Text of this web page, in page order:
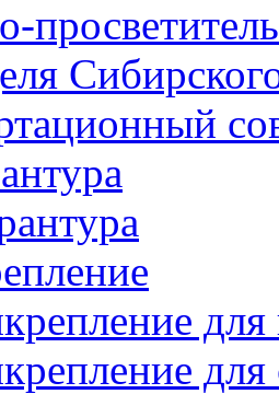
для
для